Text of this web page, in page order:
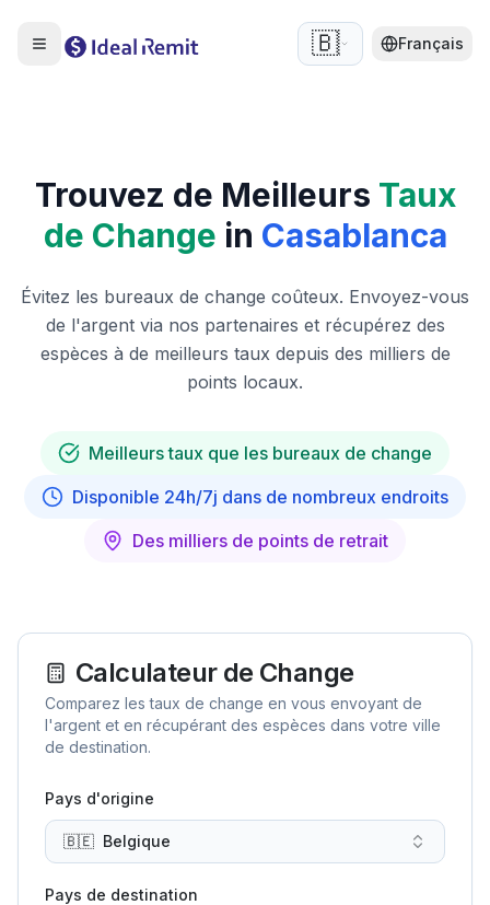
🇧🇪 Français
Trouvez de Meilleurs Taux
de Change in Casablanca
Évitez les bureaux de change coûteux. Envoyez-vous
de l'argent via nos partenaires et récupérez des
espèces à de meilleurs taux depuis des milliers de
points locaux.
Meilleurs taux que les bureaux de change
Disponible 24h/7j dans de nombreux endroits
Des milliers de points de retrait
Calculateur de Change
Comparez les taux de change en vous envoyant de
l'argent et en récupérant des espèces dans votre ville
de destination.
Pays d'origine
🇧🇪 Belgique
Pays de destination